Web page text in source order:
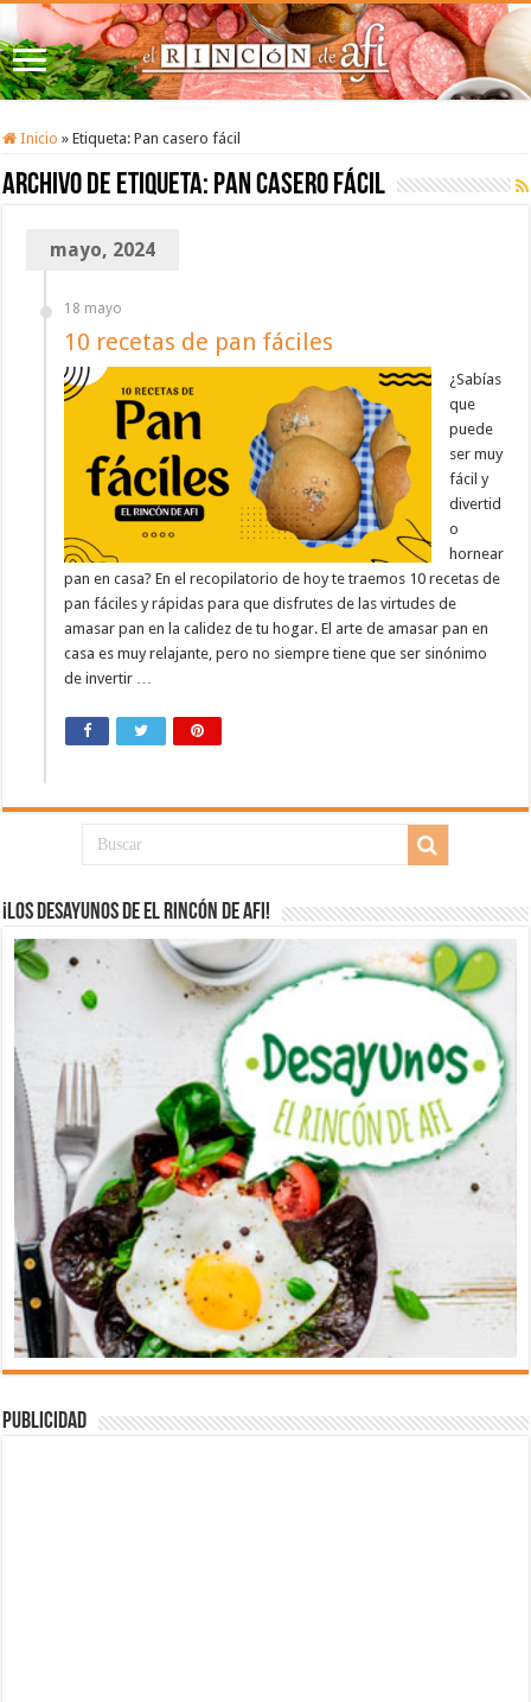
Inicio » Etiqueta:Pan casero fácil
Archivo de etiqueta: Pan casero fácil
mayo, 2024
18 mayo
10 recetas de pan fáciles
¿Sabías
que
puede
ser muy
fácil y
divertid
o
hornear
pan en casa? En el recopilatorio de hoy te traemos 10 recetas de
pan fáciles y rápidas para que disfrutes de las virtudes de
amasar pan en la calidez de tu hogar. El arte de amasar pan en
casa es muy relajante, pero no siempre tiene que ser sinónimo
de invertir …
¡Los desayunos de El Rincón de Afi!
Publicidad